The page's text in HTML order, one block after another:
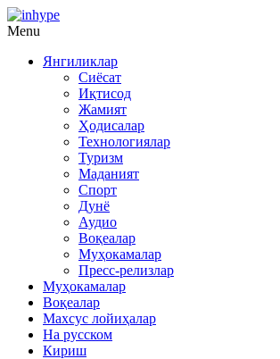
Menu
Янгиликлар
Сиёсат
Иқтисод
Жамият
Ҳодисалар
Технологиялар
Туризм
Маданият
Спорт
Дунё
Аудио
Воқеалар
Муҳокамалар
Пресс-релизлар
Муҳокамалар
Воқеалар
Махсус лойиҳалар
На русском
Кириш